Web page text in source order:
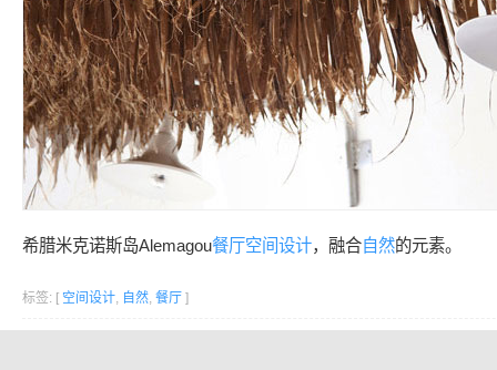
希腊米克诺斯岛Alemagou餐厅空间设计，融合自然的元素。
标签: [ 空间设计, 自然, 餐厅 ]